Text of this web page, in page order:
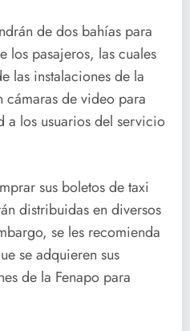
de dos bahías para
los pasajeros, las cuales
las instalaciones de la
cámaras de video para
a los usuarios del servicio
sus boletos de taxi
distribuidas en diversos
se les recomienda
se adquieren sus
de la Fenapo para